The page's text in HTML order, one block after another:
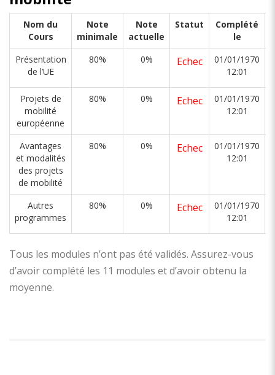
Nom du
Cours
Note
minimale
Note
actuelle
Statut
Complété
le
Présentation
de l’UE
80% 0% Echec
01/01/1970
12:01
Projets de
mobilité
européenne
80% 0% Echec
01/01/1970
12:01
Avantages
et modalités
des projets
de mobilité
80% 0% Echec
01/01/1970
12:01
Autres
programmes
80% 0% Echec
01/01/1970
12:01
Tous les modules n’ont pas été validés. Assurez-vous
d’avoir complété les 11 modules et d’avoir obtenu la
moyenne.